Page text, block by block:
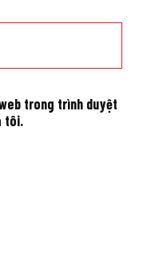
trong trình duyệt
tôi.